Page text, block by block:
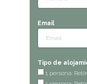
Email
Tipo de
1 persona: